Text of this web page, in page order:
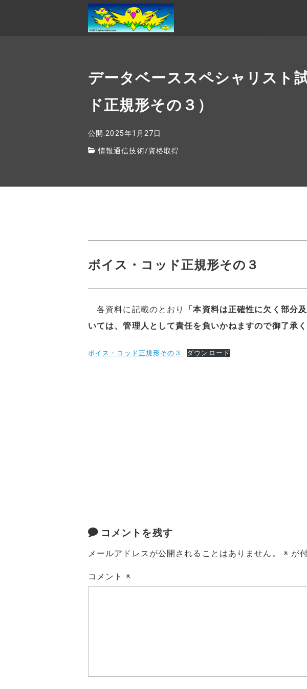
データベーススペシャリスト
ド正規形その３）
公開:2025年1月27日
情報通信技術/資格取得
ボイス・コッド正規形その３
各資料に記載のとおり
「本資料は正確性に欠く部分
いては、管理人として責任を負いかねますので御了承く
ボイス・コッド正規形その３ ダウンロード
コメントを残す
メールアドレスが公開されることはありません。 ※ が
コメント ※